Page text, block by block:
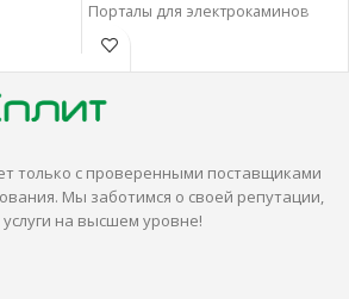
Порталы для электрокаминов
характеризуются отменным
качеством и надежностью.
только с проверенными поставщиками
Мы заботимся о своей репутации,
на высшем уровне!